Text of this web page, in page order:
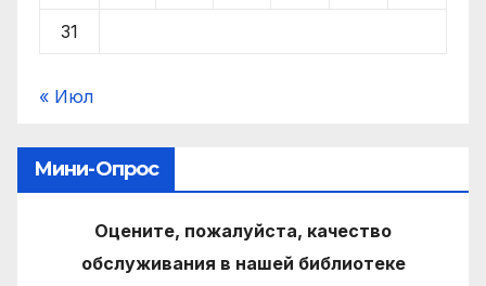
31
« Июл
Мини-Опрос
Оцените, пожалуйста, качество
обслуживания в нашей библиотеке